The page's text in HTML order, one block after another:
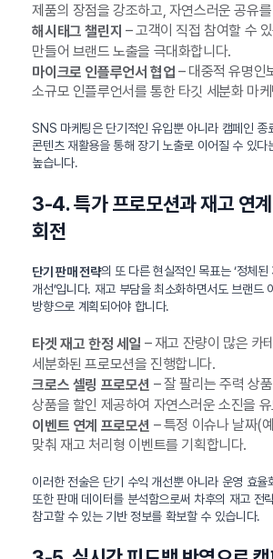
제품의 장점을 강조하고, 자연스러운 공유
해시태그 챌린지 – 고객이 직접 참여할 수
만들어 브랜드 노출을 극대화합니다.
마이크로 인플루언서 협업 – 대중적 유명인
소규모 인플루언서를 통한 타깃 세분화 마
SNS 마케팅은 단기적인 유입뿐 아니라 캠페인 종
콘텐츠 재활용을 통해 장기 노출로 이어질 수 있다
높습니다.
3-4. 특가 프로모션과 재고 연
회전
단기 판매 전략의 또 다른 현실적인 목표는 ‘정체된
개선’입니다. 재고 부담을 최소화하면서도 브랜드
방향으로 계획되어야 합니다.
타겟 재고 한정 세일 – 재고 잔량이 많은 카
세분화된 프로모션을 진행합니다.
크로스 셀링 프로모션 – 잘 팔리는 주력 상
상품을 할인 제공하여 자연스러운 소진을
이벤트 연계 프로모션 – 특정 이슈나 날짜(
맞춰 재고 처리형 이벤트를 기획합니다.
이러한 전술은 단기 수익 개선뿐 아니라 운영 효율
또한 판매 데이터를 분석함으로써 차후의 재고 전
참고할 수 있는 기반 정보를 확보할 수 있습니다.